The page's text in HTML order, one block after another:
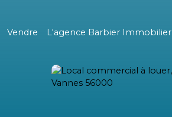
Vendre L'agence Barbier Immobilier